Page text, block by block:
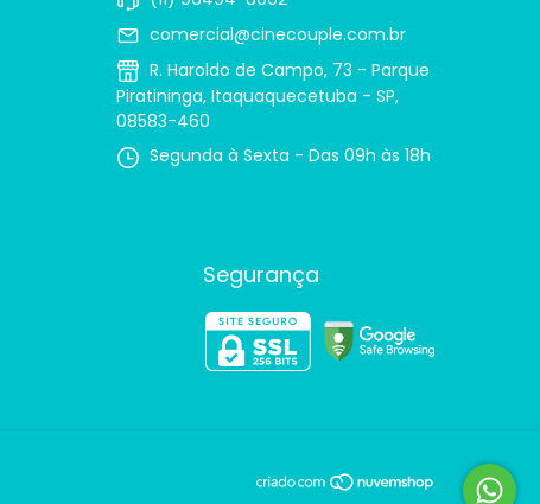
comercial@cinecouple.com.br
R. Haroldo de Campo, 73 - Parque
Piratininga, Itaquaquecetuba - SP,
08583-460
Segunda à Sexta - Das 09h às 18h
Segurança